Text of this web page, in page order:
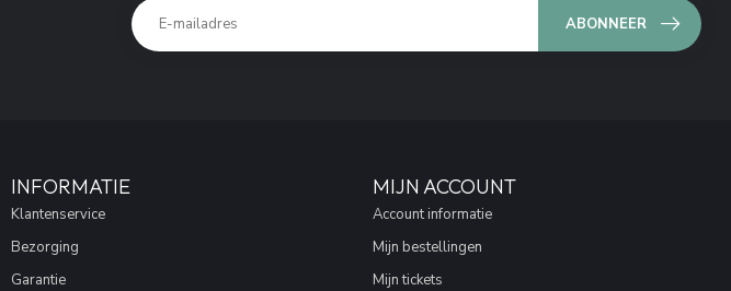
ABONNEER
INFORMATIE
Klantenservice
Bezorging
Garantie
MIJN ACCOUNT
Account informatie
Mijn bestellingen
Mijn tickets